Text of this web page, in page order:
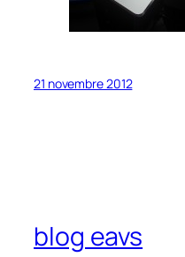
21 novembre 2012
blog eavs